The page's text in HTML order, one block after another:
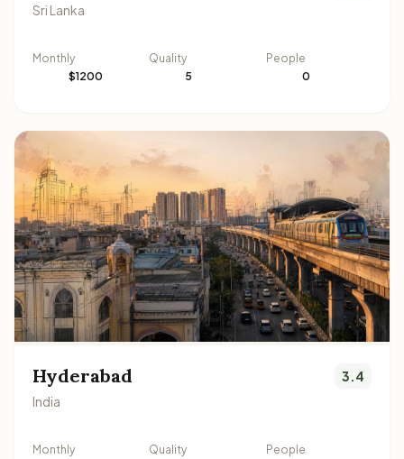
Sri Lanka
Monthly
$1200
Quality
5
People
0
Hyderabad
India
3.4
Monthly
Quality
People